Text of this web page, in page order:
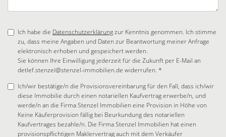
Ich habe die Datenschutzerklärungzur Kenntnis genommen. Ich stimme
zu, dass meine Angaben und Daten zur Beantwortung meiner Anfrage
elektronisch erhoben und gespeichert werden.
Sie können Ihre Einwilligung jederzeit für die Zukunft per E-Mail an
detlef.stenzel@stenzel-immobilien.de widerrufen. *
Ich/wir bestätige/n die Provisionsvereinbarung für den Fall, dass ich/wir
diese Immobilie durch einen notariellen Kaufvertrag erwerbe/n, und
werde/n an die Firma Stenzel Immobilien eine Provision in Höhe von
Keine Käuferprovision fällig bei Beurkundung des notariellen
Kaufvertrages bezahle/n. Die Firma Stenzel Immobilien hat einen
provisionspflichtigen Maklervertrag auch mit dem Verkäufer